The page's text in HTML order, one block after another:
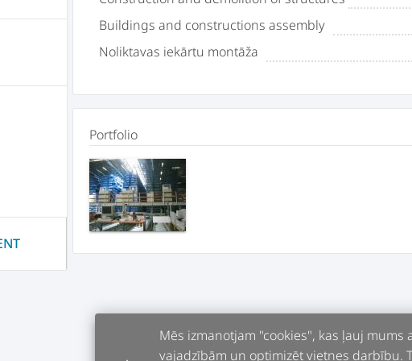
Buildings and constructions assembly
Noliktavas iekārtu montāža
Portfolio
Mēs izmanotjam "cookies", kas ļauj
vajadzībām un optimizēt vietnes darbību.